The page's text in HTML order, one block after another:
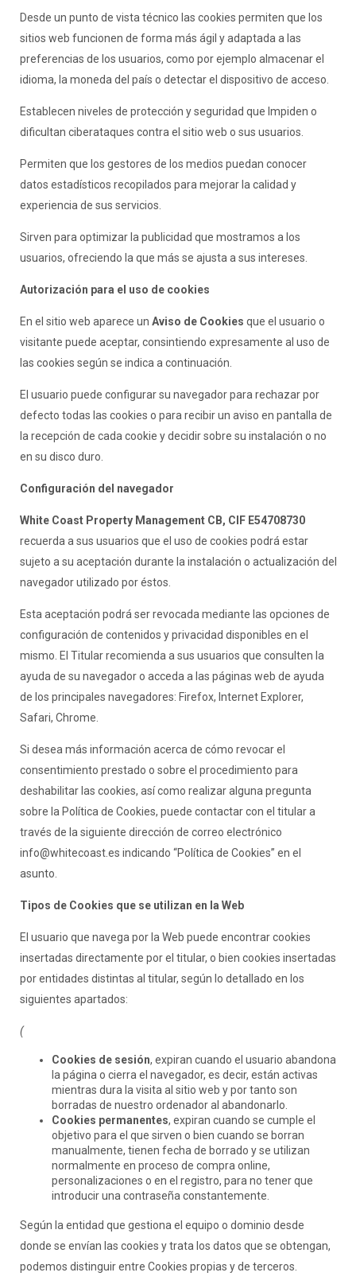
Desde un punto de vista técnico las cookies permiten que los
sitios web funcionen de forma más ágil y adaptada a las
preferencias de los usuarios, como por ejemplo almacenar el
idioma, la moneda del país o detectar el dispositivo de acceso.
Establecen niveles de protección y seguridad que Impiden o
dificultan ciberataques contra el sitio web o sus usuarios.
Permiten que los gestores de los medios puedan conocer
datos estadísticos recopilados para mejorar la calidad y
experiencia de sus servicios.
Sirven para optimizar la publicidad que mostramos a los
usuarios, ofreciendo la que más se ajusta a sus intereses.
Autorización para el uso de cookies
En el sitio web aparece un Aviso de Cookies que el usuario o
visitante puede aceptar, consintiendo expresamente al uso de
las cookies según se indica a continuación.
El usuario puede configurar su navegador para rechazar por
defecto todas las cookies o para recibir un aviso en pantalla de
la recepción de cada cookie y decidir sobre su instalación o no
en su disco duro.
Configuración del navegador
White Coast Property Management CB, CIF E54708730
recuerda a sus usuarios que el uso de cookies podrá estar
sujeto a su aceptación durante la instalación o actualización del
navegador utilizado por éstos.
Esta aceptación podrá ser revocada mediante las opciones de
configuración de contenidos y privacidad disponibles en el
mismo. El Titular recomienda a sus usuarios que consulten la
ayuda de su navegador o acceda a las páginas web de ayuda
de los principales navegadores: Firefox, Internet Explorer,
Safari, Chrome.
Si desea más información acerca de cómo revocar el
consentimiento prestado o sobre el procedimiento para
deshabilitar las cookies, así como realizar alguna pregunta
sobre la Política de Cookies, puede contactar con el titular a
través de la siguiente dirección de correo electrónico
info@whitecoast.es indicando “Política de Cookies” en el
asunto.
Tipos de Cookies que se utilizan en la Web
El usuario que navega por la Web puede encontrar cookies
insertadas directamente por el titular, o bien cookies insertadas
por entidades distintas al titular, según lo detallado en los
siguientes apartados:
(
Cookies de sesión, expiran cuando el usuario abandona
la página o cierra el navegador, es decir, están activas
mientras dura la visita al sitio web y por tanto son
borradas de nuestro ordenador al abandonarlo.
Cookies permanentes, expiran cuando se cumple el
objetivo para el que sirven o bien cuando se borran
manualmente, tienen fecha de borrado y se utilizan
normalmente en proceso de compra online,
personalizaciones o en el registro, para no tener que
introducir una contraseña constantemente.
Según la entidad que gestiona el equipo o dominio desde
donde se envían las cookies y trata los datos que se obtengan,
podemos distinguir entre Cookies propias y de terceros.